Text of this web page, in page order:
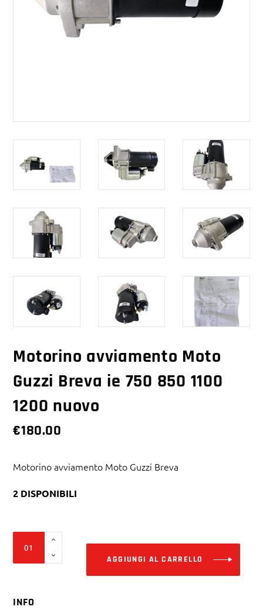
Motorino avviamento Moto
Guzzi Breva ie 750 850 1100
1200 nuovo
€180.00
Motorino avviamento Moto Guzzi Breva
2 DISPONIBILI
avviamento
Breva
AGGIUNGI AL CARRELLO
INFO